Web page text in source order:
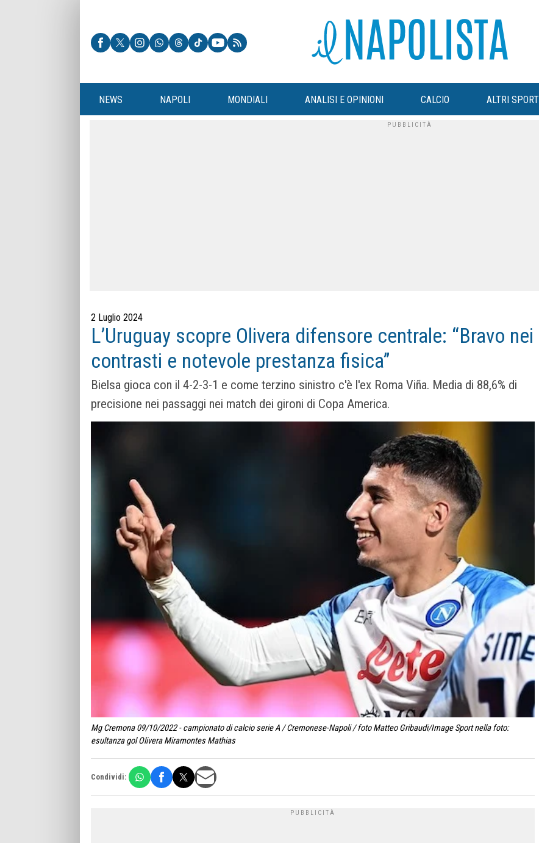
NEWS NAPOLI MONDIALI ANALISI E OPINIONI CALCIO ALTRI SPORT
2 Luglio 2024
L’Uruguay scopre Olivera difensore centrale: “Bravo nei
contrasti e notevole prestanza fisica”
Bielsa gioca con il 4-2-3-1 e come terzino sinistro c'è l'ex Roma Viña. Media di 88,6% di
precisione nei passaggi nei match dei gironi di Copa America.
Mg Cremona 09/10/2022 - campionato di calcio serie A / Cremonese-Napoli / foto Matteo Gribaudi/Image Sport nella foto:
esultanza gol Olivera Miramontes Mathias
Condividi: